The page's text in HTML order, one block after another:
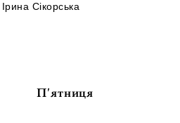
Ірина Сікорська
П'ятниця